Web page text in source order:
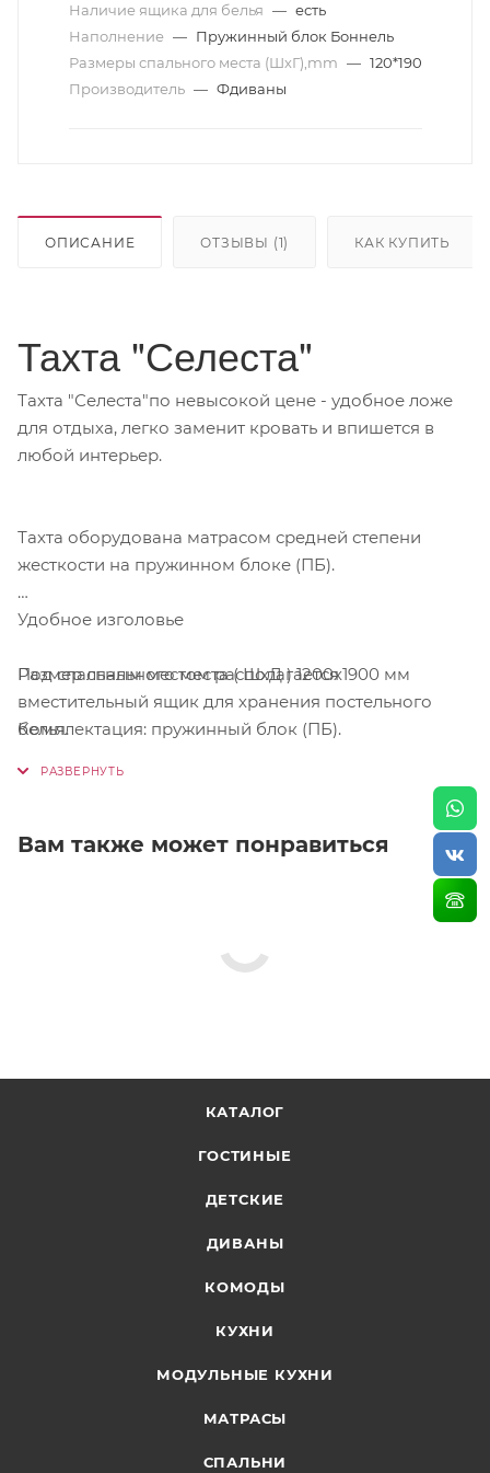
Наличие ящика для белья — есть
Наполнение — Пружинный блок Боннель
Размеры спального места (ШхГ),mm — 120*190
Производитель — Фдиваны
ОПИСАНИЕ ОТЗЫВЫ (1) КАК КУПИТЬ
Тахта "Селеста"
Тахта "Селеста"по невысокой цене - удобное ложе
для отдыха, легко заменит кровать и впишется в
любой интерьер.
Тахта оборудована матрасом средней степени
жесткости на пружинном блоке (ПБ).
Удобное изголовье
Под спальным местом располагается
вместительный ящик для хранения постельного
белья.
Размер спального места ( ШхД ) 1200х1900 мм
Комплектация: пружинный блок (ПБ).
Вам также может понравиться
КАТАЛОГ
ГОСТИНЫЕ
ДЕТСКИЕ
ДИВАНЫ
КОМОДЫ
КУХНИ
МОДУЛЬНЫЕ КУХНИ
МАТРАСЫ
СПАЛЬНИ